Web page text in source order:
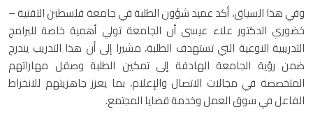
وفي هذا السياق، أكد عميد شؤون الطلبة في جامعة فلسطين التقنية –
خضوري الدكتور علاء عيسى أن الجامعة تولي أهمية خاصة للبرامج
التدريبية النوعية التي تستهدف الطلبة، مشيرا إلى أن هذا التدريب يندرج
ضمن رؤية الجامعة الهادفة إلى تمكين الطلبة وصقل مهاراتهم
المتخصصة في مجالات الاتصال والإعلام، بما يعزز جاهزيتهم للانخراط
الفاعل في سوق العمل وخدمة قضايا المجتمع.